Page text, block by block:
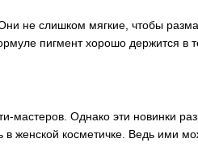
не слишком мягкие, чтобы
пигмент хорошо держится в
мастеров. Однако эти новинки
женской косметичке. Ведь ими